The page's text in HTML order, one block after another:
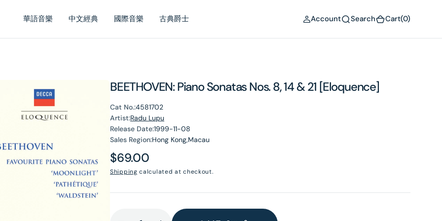
華語音樂 中文經典 國際音樂 古典爵士 Account Search Cart(0)
BEETHOVEN: Piano Sonatas Nos. 8, 14 & 21 [Eloquence]
Cat No.:4581702
Artist:Radu Lupu
Release Date:1999-11-08
Sales Region:Hong Kong,Macau
Regular
price
$69.00
Shipping calculated at checkout.